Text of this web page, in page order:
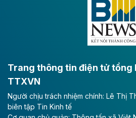
lực phát triển kinh tế - xã hội khu
Long Thành
Tổng công ty Cảng hàng không
(ACV) vừa lập kỷ lục mới về lợi
II/2026.
Trang thông tin điện tử tổng
TTXVN
Người chịu trách nhiệm chính: Lê Thị
biên tập Tin Kinh tế